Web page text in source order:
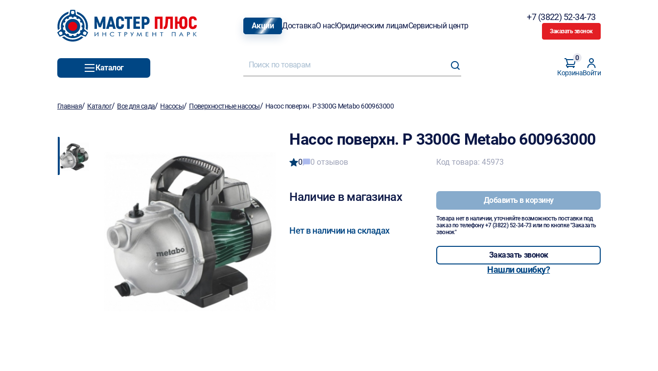
Акции ДоставкаО насЮридическим лицамСервисный центр
+7 (3822) 52-34-73
Заказать звонок
Каталог
Корзина
0
Войти
Главная/ Каталог/ Все для сада/ Насосы/ Поверхностные насосы/ Насос поверхн. P 3300G Metabo 600963000
Насос поверхн. P 3300G Metabo 600963000
0 0 отзывов
Наличие в магазинах
Нет в наличии на складах
Код товара: 45973
Добавить в корзину
Товара нет в наличии, уточняйте возможность поставки под
заказ по телефону+7 (3822) 52-34-73 или по кнопке "Заказать
звонок"
Заказать звонок
Нашли ошибку?